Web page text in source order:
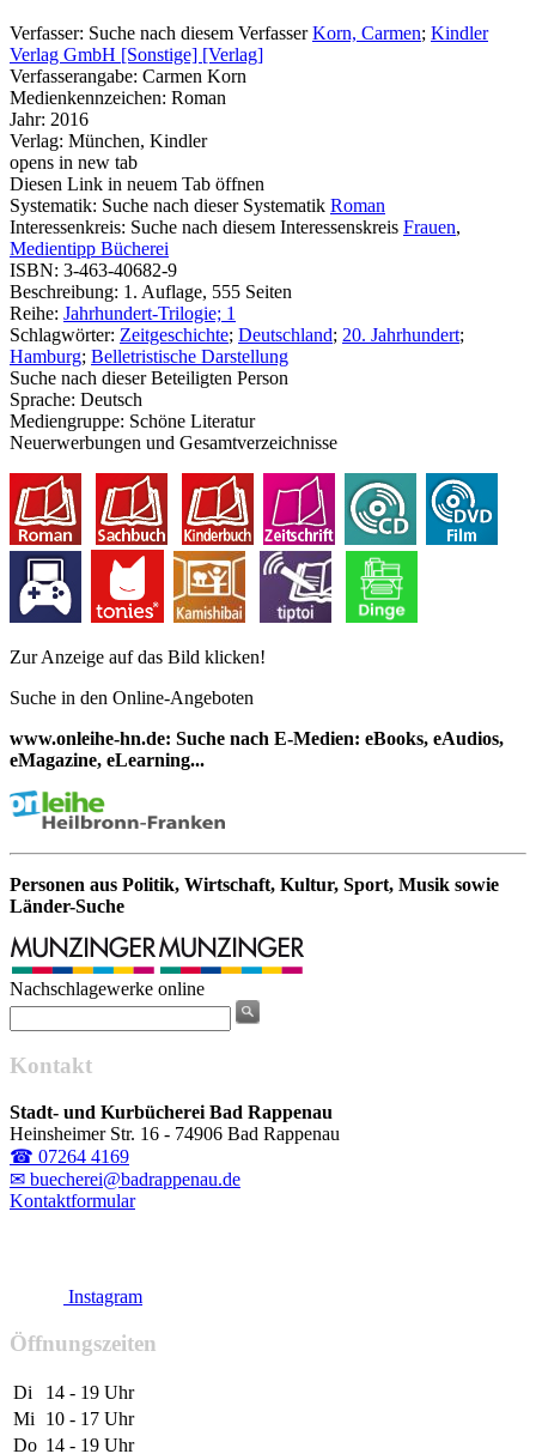
Verfasser: Suche nach diesem Verfasser Korn, Carmen; Kindler
Verlag GmbH [Sonstige] [Verlag]
Verfasserangabe: Carmen Korn
Medienkennzeichen: Roman
Jahr: 2016
Verlag: München, Kindler
opens in new tab
Diesen Link in neuem Tab öffnen
Systematik: Suche nach dieser Systematik Roman
Interessenkreis: Suche nach diesem Interessenskreis Frauen,
Medientipp Bücherei
ISBN: 3-463-40682-9
Beschreibung: 1. Auflage, 555 Seiten
Reihe: Jahrhundert-Trilogie; 1
Schlagwörter: Zeitgeschichte; Deutschland; 20. Jahrhundert;
Hamburg; Belletristische Darstellung
Suche nach dieser Beteiligten Person
Sprache: Deutsch
Mediengruppe: Schöne Literatur
Neuerwerbungen und Gesamtverzeichnisse
Zur Anzeige auf das Bild klicken!
Suche in den Online-Angeboten
www.onleihe-hn.de: Suche nach E-Medien: eBooks, eAudios,
eMagazine, eLearning...
Personen aus Politik, Wirtschaft, Kultur, Sport, Musik sowie
Länder-Suche
Nachschlagewerke online
Kontakt
Stadt- und Kurbücherei Bad Rappenau
Heinsheimer Str. 16 - 74906 Bad Rappenau
☎ 07264 4169
✉ buecherei@badrappenau.de
Kontaktformular
Instagram
Öffnungszeiten
Di
14 - 19 Uhr
Mi
10 - 17 Uhr
Do 14 - 19 Uhr